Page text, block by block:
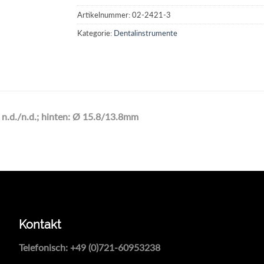
Artikelnummer:02-2421-3
Kategorie: Dentalinstrumente
n.d.; hinten: Ø 15.8/13.8mm
Kontakt
Telefonisch:+49 (0)721-60953238